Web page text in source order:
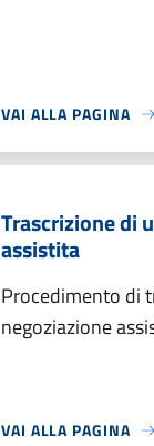
VAI ALLA PAGINA
Trascrizione di
assistita
Procedimento di
negoziazione
VAI ALLA PAGINA